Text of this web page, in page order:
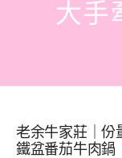
大手
老余牛家莊｜份
鐵盆番茄牛肉鍋